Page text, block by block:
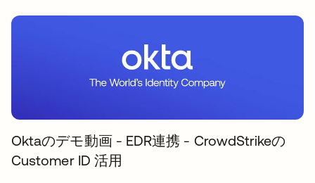
Oktaのデモ動画 - EDR連携 - CrowdStrikeの
Customer ID 活用